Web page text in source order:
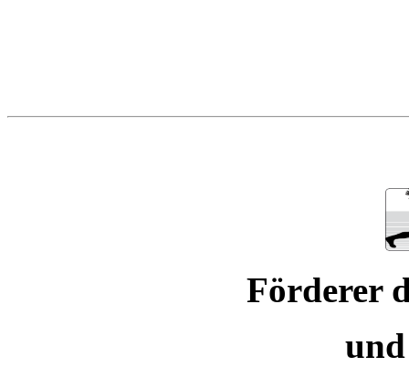
Förderer